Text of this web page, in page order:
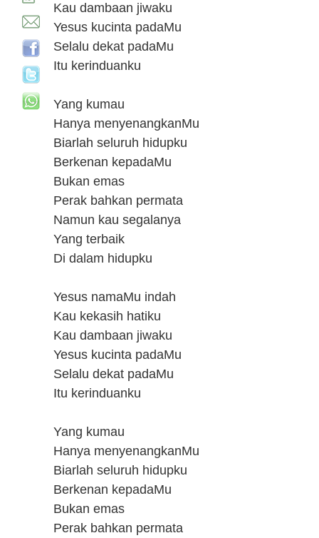
Kau dambaan jiwaku
Yesus kucinta padaMu
Selalu dekat padaMu
Itu kerinduanku
Yang kumau
Hanya menyenangkanMu
Biarlah seluruh hidupku
Berkenan kepadaMu
Bukan emas
Perak bahkan permata
Namun kau segalanya
Yang terbaik
Di dalam hidupku
Yesus namaMu indah
Kau kekasih hatiku
Kau dambaan jiwaku
Yesus kucinta padaMu
Selalu dekat padaMu
Itu kerinduanku
Yang kumau
Hanya menyenangkanMu
Biarlah seluruh hidupku
Berkenan kepadaMu
Bukan emas
Perak bahkan permata